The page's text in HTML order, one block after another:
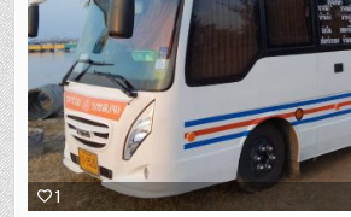
1